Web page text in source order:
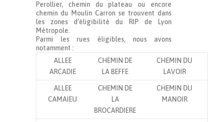
Perollier, chemin du plateau ou encore
chemin du Moulin Carron se trouvent dans
les zones d’éligibilité du RIP de Lyon
Métropole.
Parmi les rues éligibles, nous avons
notamment :
ALLEE
ARCADIE
CHEMIN DE
LA BEFFE
CHEMIN DU
LAVOIR
ALLEE
CAMAIEU
CHEMIN DE
LA
BROCARDIERE
CHEMIN DU
MANOIR